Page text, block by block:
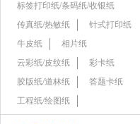
标签打印纸/条码纸/收银纸
传真纸/热敏纸
针式打印纸
牛皮纸
相片纸
云彩纸/皮纹纸
彩卡纸
胶版纸/道林纸
答题卡纸
工程纸/绘图纸